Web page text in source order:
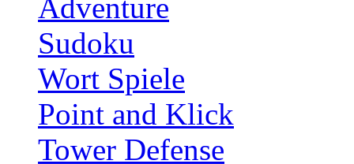
Adventure
Sudoku
Wort Spiele
Point and Klick
Tower Defense